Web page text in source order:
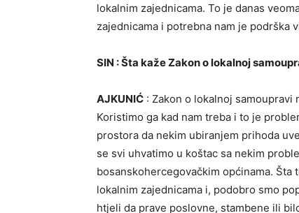
lokalnim zajednicama. To je danas
zajednicama i potrebna nam je podrška
SIN : Šta kaže Zakon o lokalnoj
AJKUNIĆ : Zakon o lokalnoj
Koristimo ga kad nam treba i to je
prostora da nekim ubiranjem prihoda
se svi uhvatimo u koštac sa nekim
bosanskohercegovačkim općinama. Šta
lokalnim zajednicama i, podobro smo
htjeli da prave poslovne, stambene ili